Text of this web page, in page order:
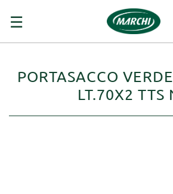
navigazione
☰
PORTASACCO
LT.70X2 TTS